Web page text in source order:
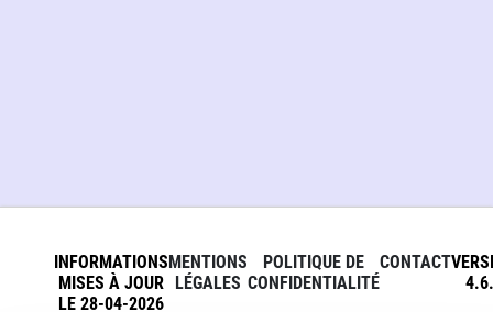
INFORMATIONS
MISES À JOUR
LE 28-04-2026
MENTIONS
LÉGALES
POLITIQUE DE
CONFIDENTIALITÉ
CONTACT